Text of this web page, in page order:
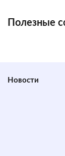
Полезные
Новости